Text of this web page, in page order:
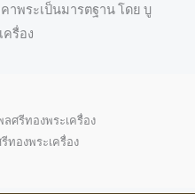
าพระเป็นมารตฐาน โดย บู
ครื่อง
ศรีทองพระเครื่อง
ทองพระเครื่อง